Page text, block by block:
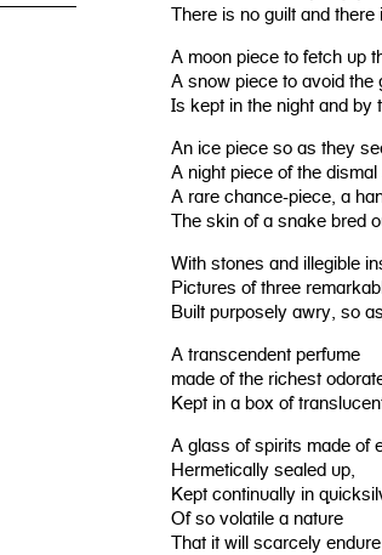
There is no guilt and there
A moon piece to fetch up
A snow piece to avoid the
Is kept in the night and by
An ice piece so as they
A night piece of the
A rare chance-piece, a
The skin of a snake bred
With stones and illegible
Pictures of three
Built purposely awry, so
A transcendent perfume
made of the richest
Kept in a box of
A glass of spirits made of
Hermetically sealed up,
Kept continually in
Of so volatile a nature
That it will scarcely